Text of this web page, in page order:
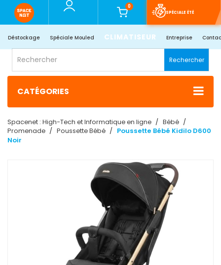
0
SPÉCIALE ÉTÉ
Déstockage Spéciale Mouled CLIMATISEUR Entreprise
Rechercher
CATÉGORIES
Spacenet : High-Tech et Informatique en ligne
Bébé
Promenade
Poussette Bébé
Poussette Bébé Kidilo D600
Noir